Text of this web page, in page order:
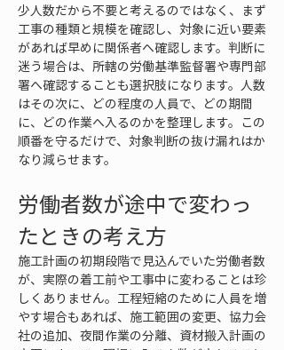
少人数だから不要と考えるのではなく、まず
工事の種類と規模を確認し、対象に近い要素
があれば早めに関係者へ確認します。判断に
迷う場合は、所轄の労働基準監督署や専門部
署へ確認することも選択肢になります。人数
はその次に、どの程度の人員で、どの期間
に、どの作業へ入るのかを整理します。この
順番を守るだけで、対象判断の抜け漏れはか
なり減らせます。
労働者数が途中で変わっ
たときの考え方
施工計画の初期段階で見込んでいた労働者数
が、実際の着工前や工事中に変わることは珍
しくありません。工程短縮のために人員を増
やす場合もあれば、施工範囲の変更、協力会
社の追加、夜間作業の分離、資材搬入計画の